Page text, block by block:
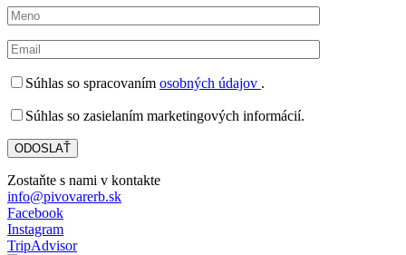
Súhlas so spracovaním osobných údajov .
Súhlas so zasielaním marketingových informácií.
Zostaňte s nami v kontakte
info@pivovarerb.sk
Facebook
Instagram
TripAdvisor